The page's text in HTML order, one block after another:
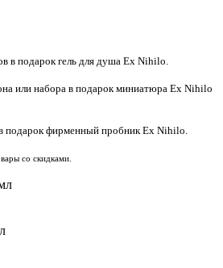
в подарок гель для душа Ex Nihilo.
или набора в подарок миниатюра Ex Nihilo
подарок фирменный пробник Ex Nihilo.
со скидками.